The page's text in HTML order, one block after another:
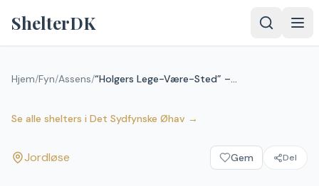
ShelterDK
Hjem/Fyn/Assens/ “Holgers Lege-Være-Sted” – Jordløse
Se alle shelters i Det Sydfynske Øhav →
Jordløse
Jordløse
Jordløse Gem Del